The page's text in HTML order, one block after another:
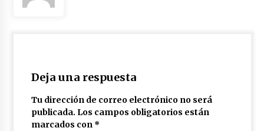
Deja una respuesta
Tu dirección de correo electrónico no será
publicada. Los campos obligatorios están
marcados con *